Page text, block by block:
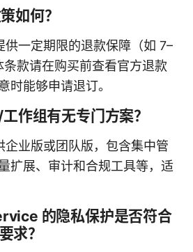
如何？
供一定期限的退款保障（如 7–
款请在购买前查看官方退款
时能够申请退订。
作组有无专门方案？
企业版或团队版，包含集中管
扩展、审计和合规工具等，适
的隐私保护是否符合
求？